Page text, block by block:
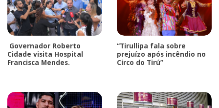
Governador Roberto
Cidade visita Hospital
Francisca Mendes.
“Tirullipa fala sobre
prejuízo após incêndio no
Circo do Tirú”